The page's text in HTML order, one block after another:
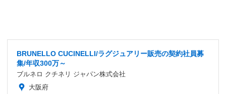
BRUNELLO CUCINELLI/ラグジュアリー販売の契約社員募
集/年収300万～
ブルネロ クチネリ ジャパン株式会社
大阪府